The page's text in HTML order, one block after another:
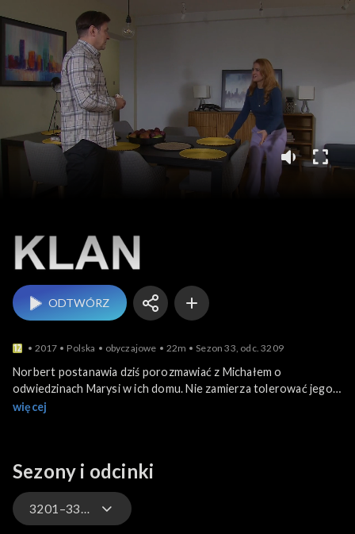
ODTWÓRZ
2017 Polska obyczajowe 22m Sezon 33, odc. 3209
Norbert postanawia dziś porozmawiać z Michałem o
odwiedzinach Marysi w ich domu. Nie zamierza tolerować jego
niezapowiedzianych wizyt. Ramona żali się Paulinie na Jaśka.
kłamie, że musi zostać w bibliotece.
więcej
Sezony i odcinki
3201–3300